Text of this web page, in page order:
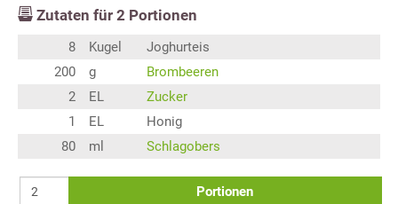
Zutaten für 2 Portionen
8 Kugel
Joghurteis
200
g
Brombeeren
2
EL
Zucker
1
EL
Honig
80
ml Schlagobers
Portionen